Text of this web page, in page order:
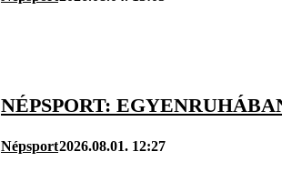
NÉPSPORT:
Népsport2026.08.01. 12:27